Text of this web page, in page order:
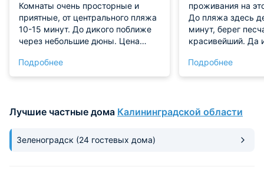
Комнаты очень просторные и
приятные, от центрального пляжа
10-15 минут. До дикого поближе
через небольшие дюны. Цена
Без питания . Рядом прекрасное
кафе Базилик, много магазинов .
Подробнее
проживания на
До пляжа здесь
минут, берег
красивейший. Да
внимание. Здесь
и барбекю зона.
Предлагают
оборудование в
Подробнее
Лучшие частные дома Калининградской области
Зеленоградск (24 гостевых дома)